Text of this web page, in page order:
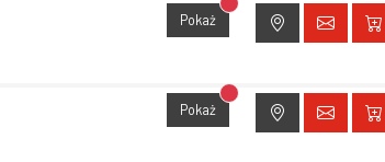
Pokaż Brak dostępu do lokalizacji
Pokaż Brak dostępu do lokalizacji